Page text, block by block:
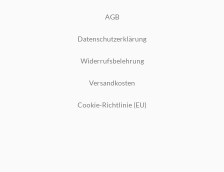
AGB
Datenschutzerklärung
Widerrufsbelehrung
Versandkosten
Cookie-Richtlinie (EU)